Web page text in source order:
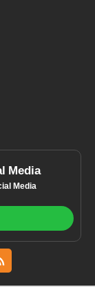
Media
Media